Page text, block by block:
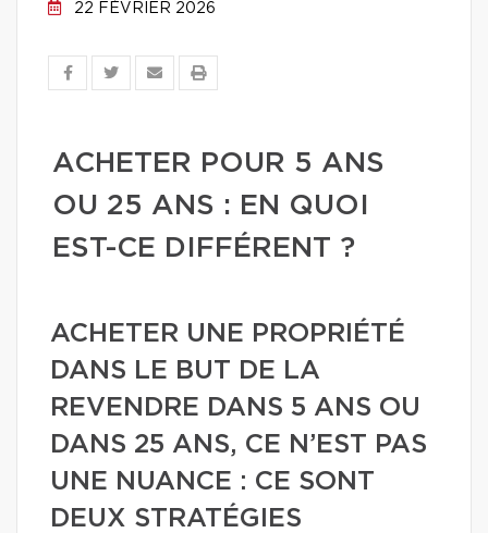
22 FÉVRIER 2026
ACHETER POUR 5 ANS
OU 25 ANS : EN QUOI
EST-CE DIFFÉRENT ?
ACHETER UNE PROPRIÉTÉ
DANS LE BUT DE LA
REVENDRE DANS 5 ANS OU
DANS 25 ANS, CE N’EST PAS
UNE NUANCE : CE SONT
DEUX STRATÉGIES